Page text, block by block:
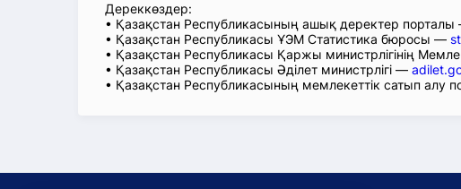
Дереккөздер:
• Қазақстан Республикасының ашық деректер
• Қазақстан Республикасы ҰЭМ Статистика бюросы —
• Қазақстан Республикасы Қаржы министрлігінің
• Қазақстан Республикасы Әділет министрлігі —
• Қазақстан Республикасының мемлекеттік сатып алу